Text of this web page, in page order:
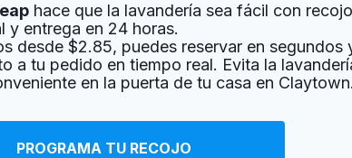
hace que la lavandería sea fácil con
y entrega en 24 horas.
desde $2.85, puedes reservar en segundos
a tu pedido en tiempo real. Evita la
en la puerta de tu casa en Claytown.
PROGRAMA TU RECOJO